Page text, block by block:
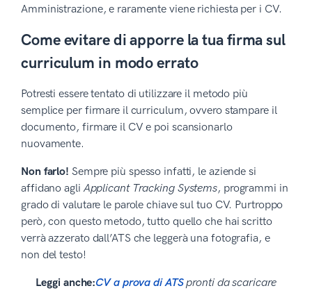
Amministrazione, e raramente viene richiesta per i CV.
Come evitare di apporre la tua firma sul
curriculum in modo errato
Potresti essere tentato di utilizzare il metodo più
semplice per firmare il curriculum, ovvero stampare il
documento, firmare il CV e poi scansionarlo
nuovamente.
Non farlo! Sempre più spesso infatti, le aziende si
affidano agliApplicant Tracking Systems, programmi in
grado di valutare le parole chiave sul tuo CV. Purtroppo
però, con questo metodo, tutto quello che hai scritto
verrà azzerato dall’ATS che leggerà una fotografia, e
non del testo!
Leggi anche:CV a prova di ATSpronti da scaricare